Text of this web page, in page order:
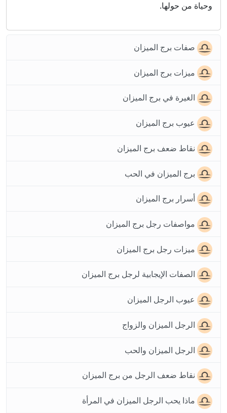
وحياة من حولها.
صفات برج الميزان
ميزات برج الميزان
الغيرة في برج الميزان
عيوب برج الميزان
نقاط ضعف برج الميزان
برج الميزان في الحب
أسرار برج الميزان
مواصفات رجل برج الميزان
ميزات رجل برج الميزان
الصفات الإيجابية لرجل برج الميزان
عيوب الرجل الميزان
الرجل الميزان والزواج
الرجل الميزان والحب
نقاط ضعف الرجل من برج الميزان
ماذا يحب الرجل الميزان في المرأة